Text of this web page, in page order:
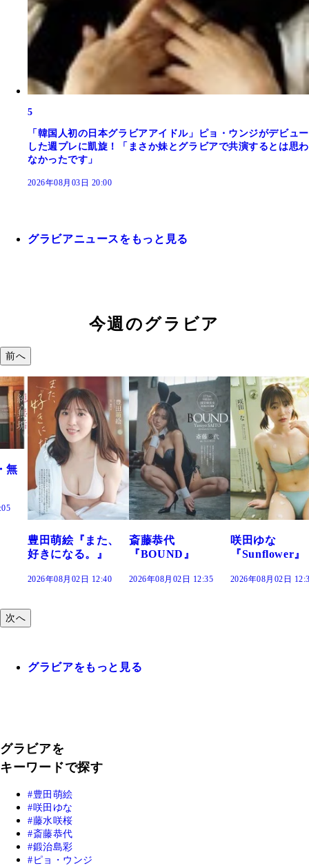
5
「韓国人初の日本グラビアアイドル」ピョ・ウンジがデビュー
した週プレに凱旋！「まさか妹とグラビアで共演するとは思わ
なかったです」
2026年08月03日 20:00
グラビアニュースをもっと見る
今週のグラビア
前へ
斎藤恭代
『BOUND』
2026年08月02日 12:35
咲田ゆな
『Sunflower』
2026年08月02日 12:30
藤水咲桜『花
だまり』
2026年08月02日
次へ
グラビアをもっと見る
グラビアを
キーワードで探す
豊田萌絵
咲田ゆな
藤水咲桜
斎藤恭代
鍛治島彩
ピョ・ウンジ